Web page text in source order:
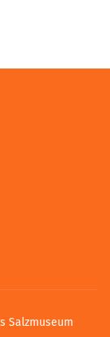
Salzmuseum